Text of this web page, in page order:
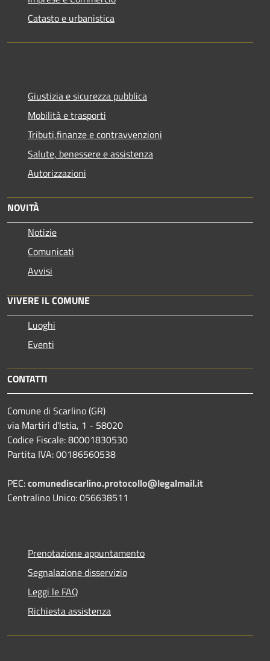
Catasto e urbanistica
Giustizia e sicurezza pubblica
Mobilità e trasporti
Tributi,finanze e contravvenzioni
Salute, benessere e assistenza
Autorizzazioni
NOVITÀ
Notizie
Comunicati
Avvisi
VIVERE IL COMUNE
Luoghi
Eventi
CONTATTI
Comune di Scarlino (GR)
via Martiri d'Istia, 1 - 58020
Codice Fiscale: 80001830530
Partita IVA: 00186560538
PEC:comunediscarlino.protocollo@legalmail.it
Centralino Unico: 056638511
Prenotazione appuntamento
Segnalazione disservizio
Leggi le FAQ
Richiesta assistenza